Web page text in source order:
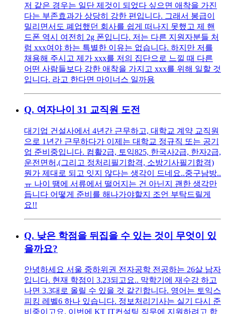
저 같은 경우는 일단 제것이 되었다 싶으면 애착을 가진
다는 부존효과가 상당히 강한 편입니다. 그래서 봉급이
밀리면서도 폐업했던 회사를 쉽게 떠나지 못했고 제 핸
드폰 역시 여전히 2g 폰입니다. 저는 다른 지원자분들 처
럼 xxx여야 하는 특별한 이유는 없습니다. 하지만 저를
채용해 주시고 제가 xxx를 저의 집단으로 느낄 때 다른
어떤 사람들보다 강한 애착을 가지고 xxx를 위해 일할 것
입니다. 라고 한다면 마이너스 일까용
Q. 여자나이 31 교직원 도전
대기업 건설사에서 4년간 근무하고, 대학교 계약 교직원
으로 1년간 근무하다가 이제는 대학교 정규직 또는 공기
업 준비중입니다. 컴활2급, 토익825, 한국사2급, 한자2급,
운전면허,(그리고 정처리필기합격, 소방기사필기합격)
뭔가 제대로 되고 잇지 않다는 생각이 드네요..중구남방..
ㅠ 나이 땜에 서류에서 떨어지는 건 아닌지 괜한 생각만
듭니다 어떻게 준비를 해나가야할지 조언 부탁드릴게
요!!
Q. 낮은 학점을 뒤집을 수 있는 것이 무엇이 있
을까요?
안녕하세요 서울 중하위권 전자공학 전공하는 26살 남자
입니다. 현재 학점이 3.23되고요.. 막학기에 재수강 하고
나면 3.3대로 올릴 수 있을 것 같긴합니다. 영어는 토익스
피킹 레벨6 하나 있습니다. 정보처리기사는 실기 다시 준
비중이고요. 이번에 KT IT컨설팅 직무에 지원하려고 합